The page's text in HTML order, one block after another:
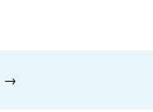
→